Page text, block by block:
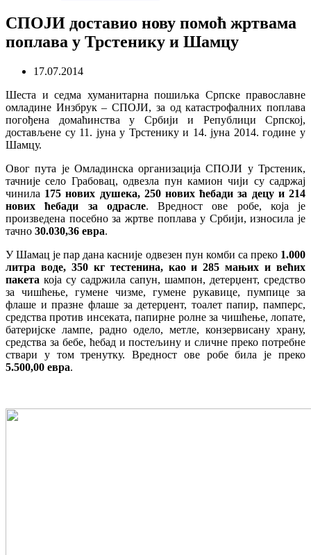
СПОЈИ доставио нову помоћ жртвама
поплава у Трстенику и Шамцу
17.07.2014
Шеста и седма хуманитарна пошиљка Српске православне
омладине Инзбрук – СПОЈИ, за од катастрофалних поплава
погођена домаћинства у Србији и Републици Српској,
достављене су 11. јуна у Трстенику и 14. јуна 2014. године у
Шамцу.
Овог пута je Омладинска организација СПОЈИ у Трстеник,
тачније село Грабовац, одвезла пун камион чији су садржај
чинила 175 нових душека, 250 нових ћебади за децу и 214
нових ћебади за одрасле. Вредност ове робе, која је
произведена посебно за жртве поплава у Србији, износила је
тачно 30.030,36 евра.
У Шамац је пар дана касније одвезен пун комби са преко 1.000
литра воде, 350 кг тестенина, као и 285 мањих и већих
пакета која су садржила сапун, шампон, детерџент, средство
за чишћење, гумене чизме, гумене рукавице, пумпице за
флаше и празне флаше за детерџент, тоалeт папир, памперс,
средства против инсеката, папирне ролне за чишћење, лопате,
батеријске лампе, радно одело, метле, конзервисану храну,
средства за бебе, ћебад и постељину и сличне преко потребне
ствари у том тренутку. Вредност ове робе била је преко
5.500,00 евра.